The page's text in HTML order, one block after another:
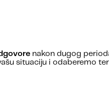
nakon dugog
situaciju i odaberemo